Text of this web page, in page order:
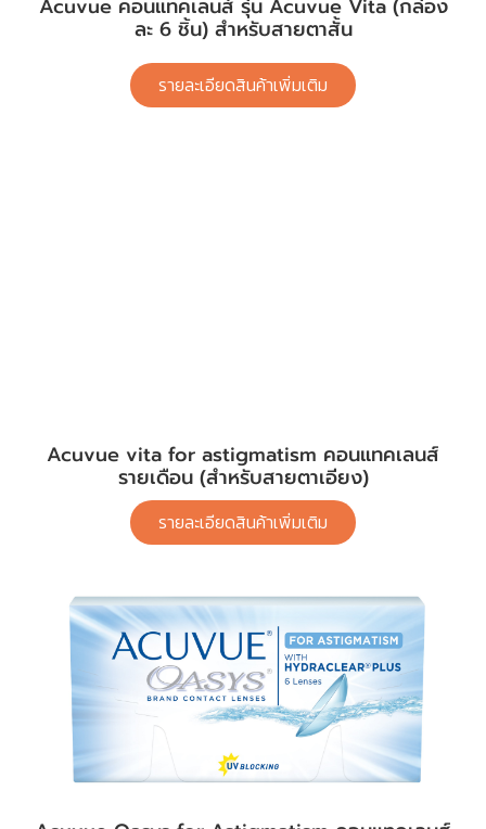
Acuvue คอนแทคเลนส์ รุ่น Acuvue Vita (กล่อง
ละ 6 ชิ้น) สำหรับสายตาสั้น
รายละเอียดสินค้าเพิ่มเติม
Acuvue vita for astigmatism คอนแทคเลนส์
รายเดือน (สำหรับสายตาเอียง)
รายละเอียดสินค้าเพิ่มเติม